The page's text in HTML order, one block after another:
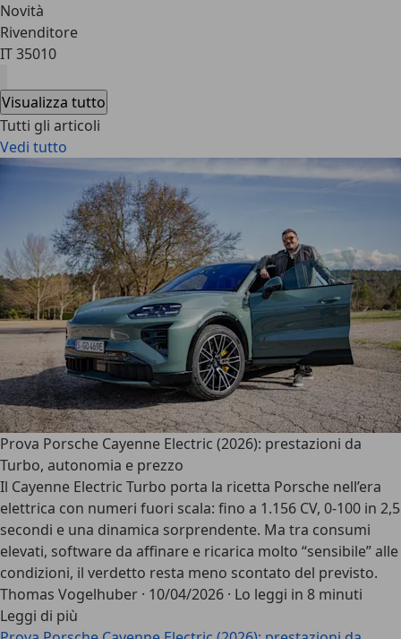
Novità
Rivenditore
IT 35010
Visualizza tutto
Tutti gli articoli
Vedi tutto
Prova Porsche Cayenne Electric (2026): prestazioni da
Turbo, autonomia e prezzo
Il Cayenne Electric Turbo porta la ricetta Porsche nell’era
elettrica con numeri fuori scala: fino a 1.156 CV, 0-100 in 2,5
secondi e una dinamica sorprendente. Ma tra consumi
elevati, software da affinare e ricarica molto “sensibile” alle
condizioni, il verdetto resta meno scontato del previsto.
Thomas Vogelhuber · 10/04/2026 · Lo leggi in 8 minuti
Leggi di più